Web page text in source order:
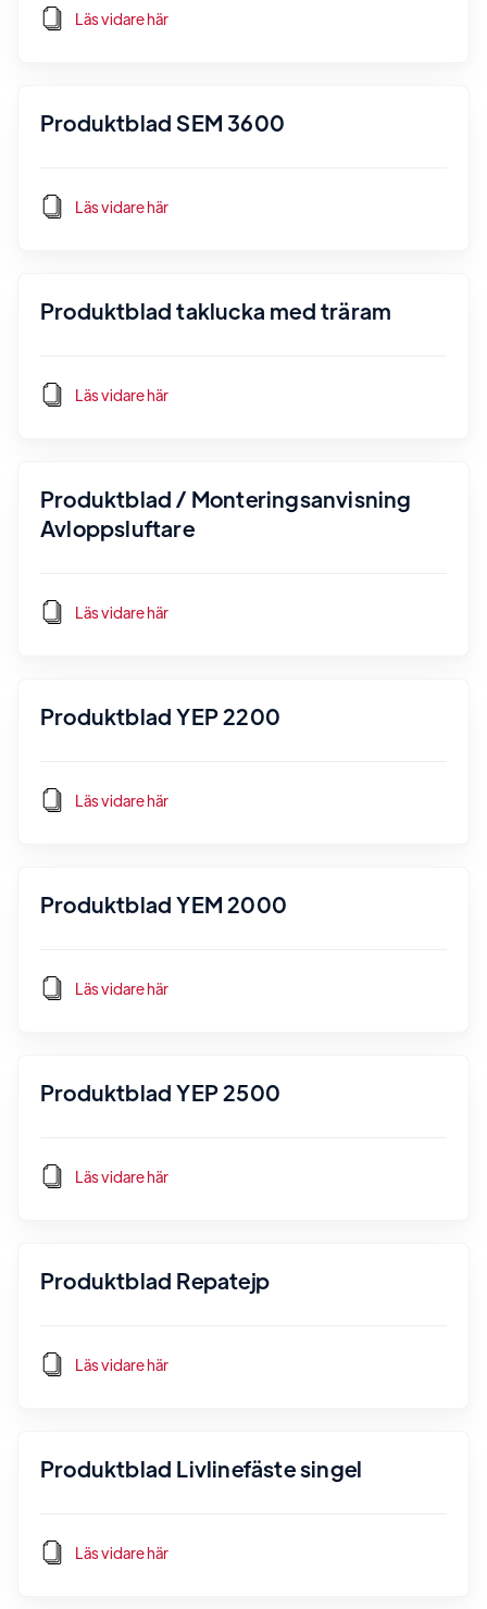
Läs vidare här
Produktblad SEM 3600
Läs vidare här
Produktblad taklucka med träram
Läs vidare här
Produktblad / Monteringsanvisning
Avloppsluftare
Läs vidare här
Produktblad YEP 2200
Läs vidare här
Produktblad YEM 2000
Läs vidare här
Produktblad YEP 2500
Läs vidare här
Produktblad Repatejp
Läs vidare här
Produktblad Livlinefäste singel
Läs vidare här